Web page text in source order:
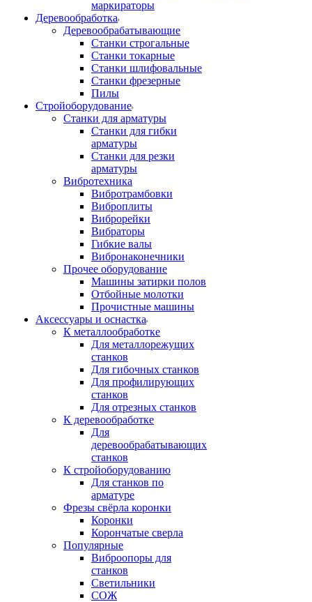
маркираторы
Деревообработка
Деревообрабатывающие
Станки строгальные
Станки токарные
Станки шлифовальные
Станки фрезерные
Пилы
Стройоборудование
Станки для арматуры
Станки для гибки
арматуры
Станки для резки
арматуры
Вибротехника
Вибротрамбовки
Виброплиты
Виброрейки
Вибраторы
Гибкие валы
Вибронаконечники
Прочее оборудование
Машины затирки полов
Отбойные молотки
Прочистные машины
Аксeccyapы и оснастка
К металлообработке
Для металлорежущих
станков
Для гибочных станков
Для профилирующих
станков
Для отрезных станков
К деревообработке
Для
деревообрабатывающих
станков
К стройоборудованию
Для станков по
арматуре
Фрезы свёрла коронки
Коронки
Корончатые сверла
Популярные
Виброопоры для
станков
Светильники
СОЖ